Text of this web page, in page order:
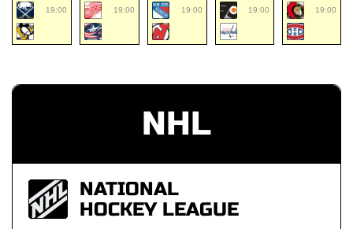
19:00 19:00 19:00 19:00 19:00
NHL
NATIONAL
HOCKEY LEAGUE